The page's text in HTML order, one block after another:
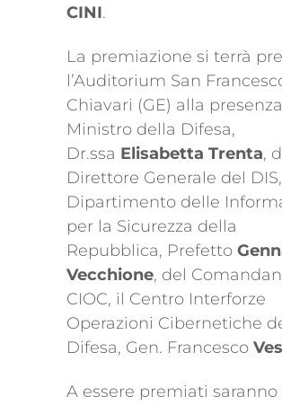
CINI.
La premiazione si terrà
l’Auditorium San
Chiavari (GE) alla
Ministro della Difesa,
Dr.ssa Elisabetta Trenta,
Direttore Generale del DIS,
Dipartimento delle
per la Sicurezza della
Repubblica, Prefetto
Vecchione, del
CIOC, il Centro Interforze
Operazioni Cibernetiche
Difesa, Gen. Francesco
A essere premiati saranno